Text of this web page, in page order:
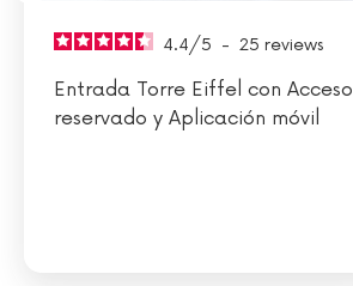
4.4/5 - 25 reviews
Entrada Torre Eiffel con Acceso
reservado y Aplicación móvil